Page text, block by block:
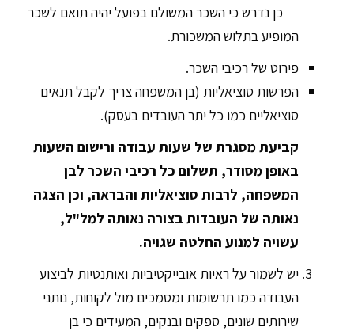
כן נדרש כי השכר המשולם בפועל יהיה תואם לשכר
המופיע בתלוש המשכורת.
פירוט של רכיבי השכר.
הפרשות סוציאליות (בן המשפחה צריך לקבל תנאים
סוציאליים כמו כל יתר העובדים בעסק).
קביעת מסגרת של שעות עבודה ורישום השעות
באופן מסודר, תשלום כל רכיבי השכר לבן
המשפחה, לרבות סוציאליות והבראה, וכן הצגה
נאותה של העובדות בצורה נאותה למל"ל,
עשויה למנוע החלטה שגויה.
יש לשמור על ראיות אובייקטיביות ואותנטיות לביצוע
העבודה כמו תרשומות ומסמכים מול לקוחות, נותני
שירותים שונים, ספקים ובנקים, המעידים כי בן